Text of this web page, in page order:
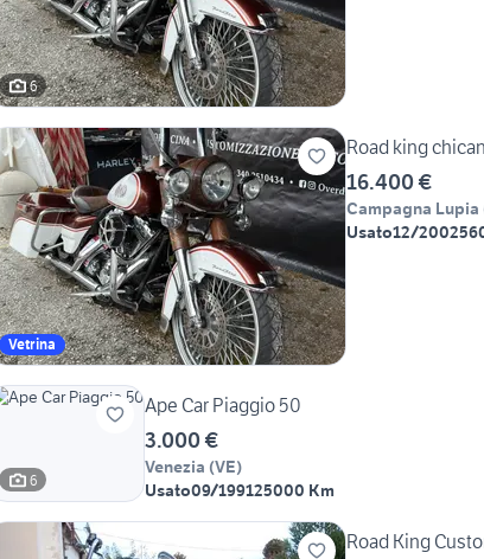
6
Vetrina
Road king
16.400 €
Campagna Lupia
Usato12/2002
6
Ape Car Piaggio 50
3.000 €
Venezia (VE)
Usato09/199125000 Km
Road King